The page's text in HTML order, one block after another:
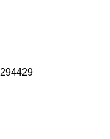
294429